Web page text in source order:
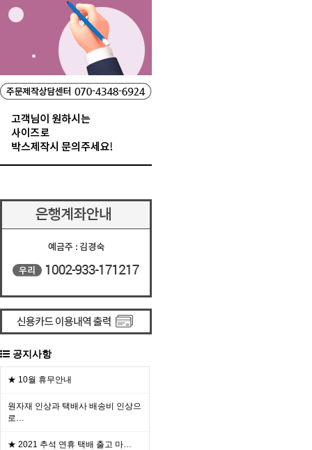
공지사항
★ 10월 휴무안내
원자재 인상과 택배사 배송비 인상으
로…
★ 2021 추석 연휴 택배 출고 마…